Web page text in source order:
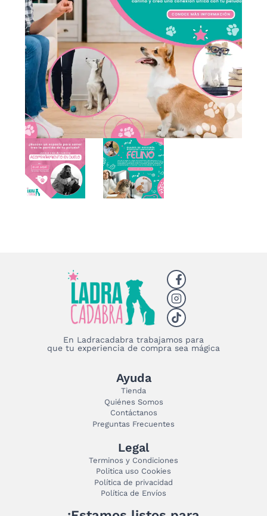
En Ladracadabra trabajamos para
que tu experiencia de compra sea mágica
Ayuda
Tienda
Quiénes Somos
Contáctanos
Preguntas Frecuentes
Legal
Terminos y Condiciones
Politica uso Cookies
Política de privacidad
Política de Envíos